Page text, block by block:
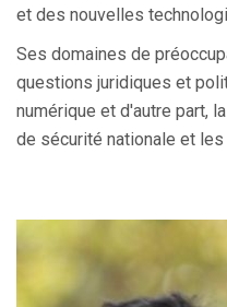
et des nouvelles
Ses domaines de
questions juridiques et
numérique et d'autre part,
de sécurité nationale et